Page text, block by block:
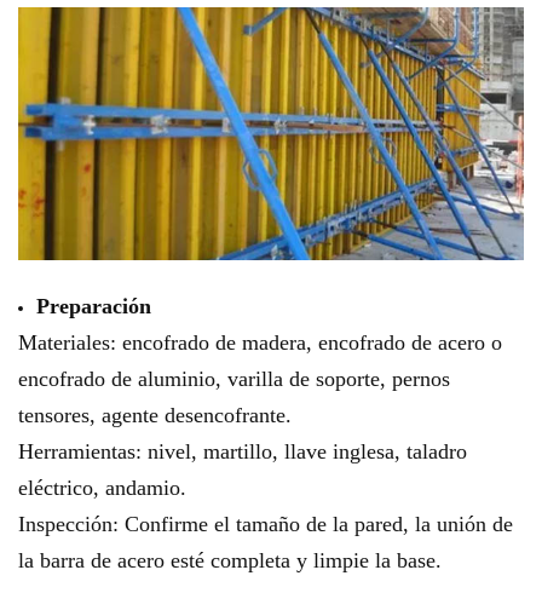
Preparación
Materiales: encofrado de madera, encofrado de acero o
encofrado de aluminio, varilla de soporte, pernos
tensores, agente desencofrante.
Herramientas: nivel, martillo, llave inglesa, taladro
eléctrico, andamio.
Inspección: Confirme el tamaño de la pared, la unión de
la barra de acero esté completa y limpie la base.